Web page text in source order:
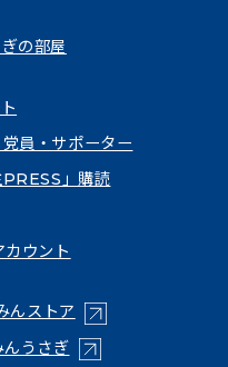
の部屋
員・サポーター
PRESS」購読
ウント
んストア （新しいタブで開く）
うさぎ（新しいタブで開く）